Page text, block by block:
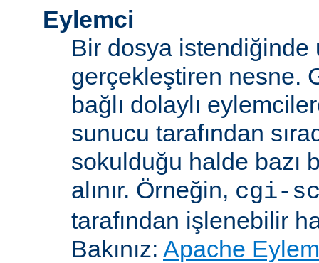
Eylemci
Bir dosya
gerçekleştiren nesne.
bağlı dolaylı
sunucu tarafından
sokulduğu halde bazı
alınır. Örneğin, cgi-
tarafından işlenebilir
Bakınız: Apache